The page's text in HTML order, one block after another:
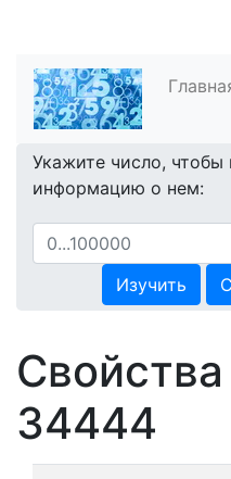
Укажите число, чтобы
информацию о нем:
Изучить
34444